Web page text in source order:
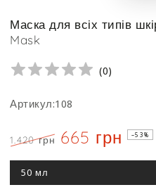
Маска для всіх типів
Mask
(0)
Артикул:108
1.420 грн 665 грн –53%
50 мл
Цей
варіант